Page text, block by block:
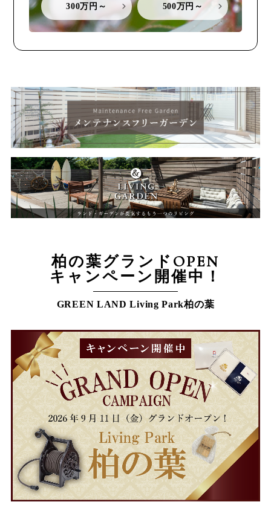
300万円～ 500万円～
柏の葉グランドOPEN
キャンペーン開催中！
GREEN LAND Living Park柏の葉